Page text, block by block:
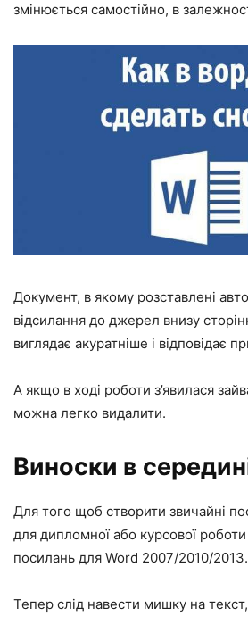
змінюється самостійно, в
Документ, в якому розставлені
відсилання до джерел внизу
виглядає акуратніше і відповідає
А якщо в ході роботи з’явилася
можна легко видалити.
Виноски в
Для того щоб створити звичайні
для дипломної або курсової
посилань для Word 2007/2010/2013.
Тепер слід навести мишку на